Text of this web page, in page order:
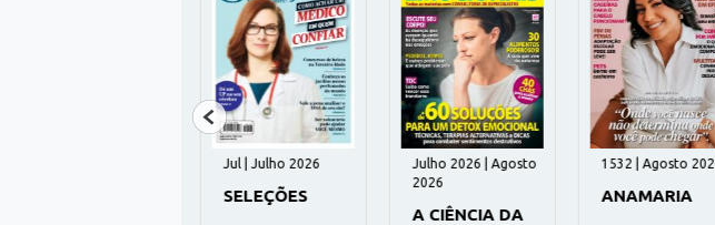
Jul | Julho 2026
SELEÇÕES
Julho 2026 | Agosto
2026
A CIÊNCIA DA
1532 | Agosto 2026
ANAMARIA